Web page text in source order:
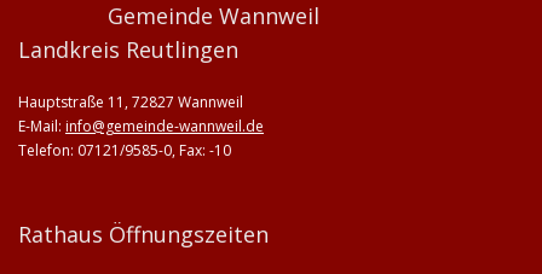
Gemeinde Wannweil
Landkreis Reutlingen
Hauptstraße 11, 72827 Wannweil
E-Mail: info@gemeinde-wannweil.de
Telefon: 07121/9585-0, Fax: -10
Rathaus Öffnungszeiten